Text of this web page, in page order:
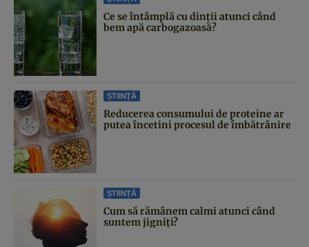
Ce se întâmplă cu dinții atunci când
bem apă carbogazoasă?
ȘTIINȚĂ
Reducerea consumului de proteine ar
putea încetini procesul de îmbătrânire
ȘTIINȚĂ
Cum să rămânem calmi atunci când
suntem jigniți?